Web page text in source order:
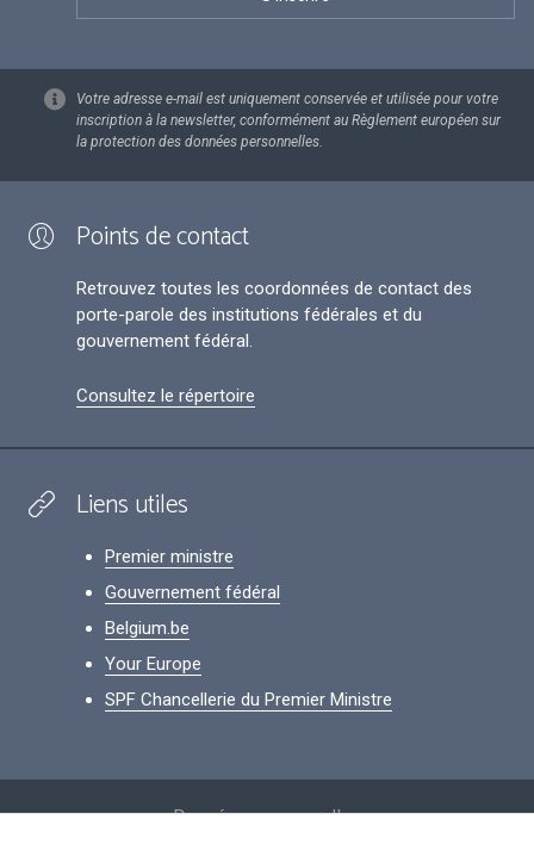
Votre adresse e-mail est uniquement conservée et utilisée pour votre
inscription à la newsletter, conformément au Règlement européen sur
la protection des données personnelles.
Points de contact
Retrouvez toutes les coordonnées de contact des
porte-parole des institutions fédérales et du
gouvernement fédéral.
Consultez le répertoire
Liens utiles
Premier ministre
Gouvernement fédéral
Belgium.be
Your Europe
SPF Chancellerie du Premier Ministre
Données personnelles